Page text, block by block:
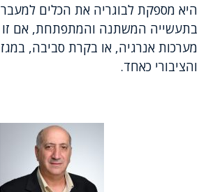
היא מספקת לבוגריה את הכלים
בתעשייה המשתנה והמתפתחת, אם זו
מערכות אנרגיה, או בקרת סביבה,
והציבורי כאחד.